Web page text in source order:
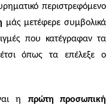
περιστρεφόμενο
μάς μετέφερε συμβολικά
που κατέγραφαν τα
όπως τα επέλεξε ο
η πρώτη
προσωπική